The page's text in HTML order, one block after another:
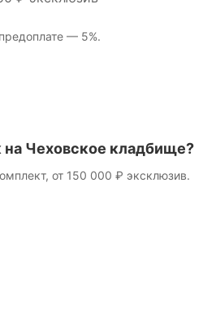
— 5%.
на Чеховское кладбище?
от 150 000 ₽ эксклюзив.